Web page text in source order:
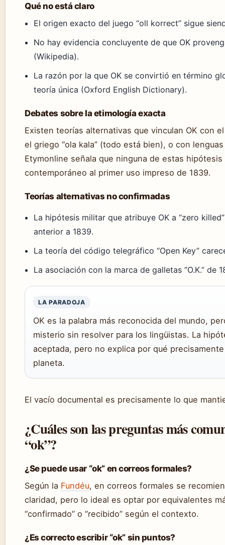
Qué no está claro
El origen exacto del juego “oll korrect” sigue
No hay evidencia concluyente de que OK
(Wikipedia).
La razón por la que OK se convirtió en término
teoría única (Oxford English Dictionary).
Debates sobre la etimología exacta
Existen teorías alternativas que vinculan OK con
el griego “ola kala” (todo está bien), o con
Etymonline señala que ninguna de estas
contemporáneo al primer uso impreso de 1839.
Teorías alternativas no confirmadas
La hipótesis militar que atribuye OK a “zero
anterior a 1839.
La teoría del código telegráfico “Open Key”
La asociación con la marca de galletas “O.K.” de
LA PARADOJA
OK es la palabra más reconocida del mundo,
misterio sin resolver para los lingüistas. La
aceptada, pero no explica por qué
planeta.
El vacío documental es precisamente lo que
¿Cuáles son las preguntas más
“ok”?
¿Se puede usar “ok” en correos formales?
Según la Fundéu, en correos formales se
claridad, pero lo ideal es optar por equivalentes
“confirmado” o “recibido” según el contexto.
¿Es correcto escribir “ok” sin puntos?